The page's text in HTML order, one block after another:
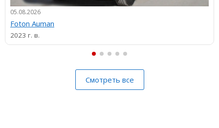
05.08.2026
Foton Auman
2023 г. в.
Смотреть все